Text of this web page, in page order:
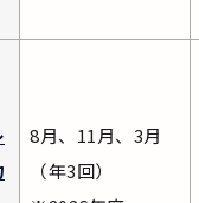
8月、11月、3月
（年3回）